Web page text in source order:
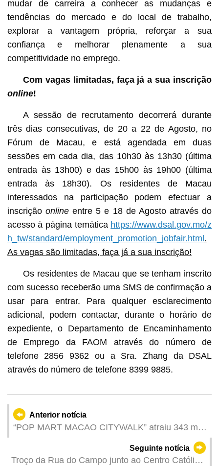
mudar de carreira a conhecer as mudanças e
tendências do mercado e do local de trabalho,
explorar a vantagem própria, reforçar a sua
confiança e melhorar plenamente a sua
competitividade no emprego.
Com vagas limitadas, faça já a sua inscrição
online!
A sessão de recrutamento decorrerá durante
três dias consecutivas, de 20 a 22 de Agosto, no
Fórum de Macau, e está agendada em duas
sessões em cada dia, das 10h30 às 13h30 (última
entrada às 13h00) e das 15h00 às 19h00 (última
entrada às 18h30). Os residentes de Macau
interessados na participação podem efectuar a
inscrição onlineentre 5 e 18 de Agosto através do
acesso à página temática https://www.dsal.gov.mo/z
h_tw/standard/employment_promotion_jobfair.html.
As vagas são limitadas, faça já a sua inscrição!
Os residentes de Macau que se tenham inscrito
com sucesso receberão uma SMS de confirmação a
usar para entrar. Para qualquer esclarecimento
adicional, podem contactar, durante o horário de
expediente, o Departamento de Encaminhamento
de Emprego da FAOM através do número de
telefone 2856 9362 ou a Sra. Zhang da DSAL
através do número de telefone 8399 9885.
Anterior notícia
“POP MART MACAO CITYWALK” atraiu 343 mil
visitantes nas duas primeiras fases e sorteios de
consumo atingiram 1,28 milhões de vezes
Seguinte notícia
Troço da Rua do Campo junto ao Centro Católico